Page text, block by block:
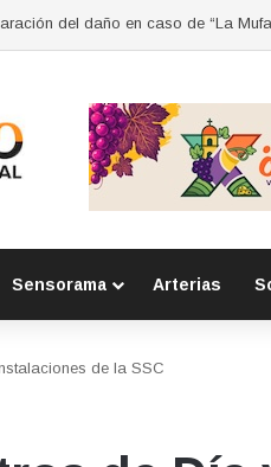
tras audiencia por abuso sexual en
Sensorama Arterias
de la SSC